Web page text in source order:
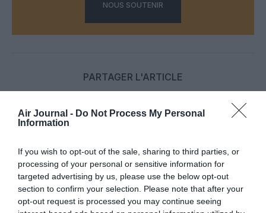
Air Journal - Do Not Process My Personal
Information
If you wish to opt-out of the sale, sharing to third parties, or
processing of your personal or sensitive information for
targeted advertising by us, please use the below opt-out
section to confirm your selection. Please note that after your
opt-out request is processed you may continue seeing
NOUS SOUTENIR
PARTAGER L'ARTICLE
COMMENTAIRE(S)